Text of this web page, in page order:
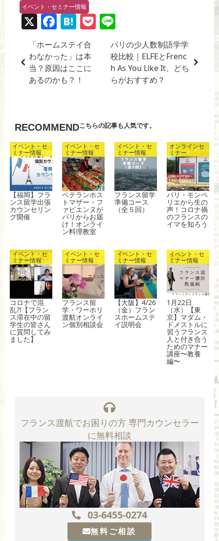
イベント・セミナー情報
X F
a
c
e
b
k
H
at
e
n
a
P
ck
n
e
「ホームステイ合
わなかった」は本
当？原因はここに
あるのかも？！
パリの少人数制語学学
校比較｜ELFEとFrenc
h As You Like It、どち
らがおすすめ？
RECOMMENDこちらの記事も人気です。
イベント・セ
ミナー情報
【福岡】フラ
ンス留学出張
カウンセリン
グ開催
イベント・セ
ミナー情報
ベテランホス
トマザー・フ
ァビエンヌが
パリからお届
け！オンライ
ン料理教室
イベント・セ
ミナー情報
フランス留学
準備コース
（全５回）
オンラインセ
ミナー
パリ・モンペ
リエから生の
声！コロナ禍
のフランスの
イマを知ろう
イベント・セ
ミナー情報
コロナで混
乱?!【フラン
ス滞在中の留
学生の皆さん
に質問してみ
ました】
イベント・セ
ミナー情報
フランス留
学・ワーホリ
渡航オンライ
ン個別相談会
イベント・セ
ミナー情報
【大阪】4/26
（金）フラン
スホームステ
イ説明会
イベント・セ
ミナー情報
1月22日
（水）【東
京】マダム・
ドメストルに
習うフランス
人と付き合う
ためのマナー
講座〜教養
編〜
フランス渡航でお困りの方 専門カウンセラー
に無料相談
03-6455-0274
無料ご相談